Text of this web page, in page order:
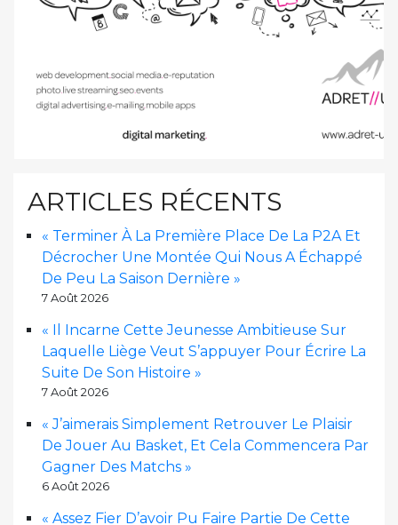
ARTICLES RÉCENTS
« Terminer À La Première Place De La P2A Et
Décrocher Une Montée Qui Nous A Échappé
De Peu La Saison Dernière »
7 Août 2026
« Il Incarne Cette Jeunesse Ambitieuse Sur
Laquelle Liège Veut S’appuyer Pour Écrire La
Suite De Son Histoire »
7 Août 2026
« J’aimerais Simplement Retrouver Le Plaisir
De Jouer Au Basket, Et Cela Commencera Par
Gagner Des Matchs »
6 Août 2026
« Assez Fier D’avoir Pu Faire Partie De Cette